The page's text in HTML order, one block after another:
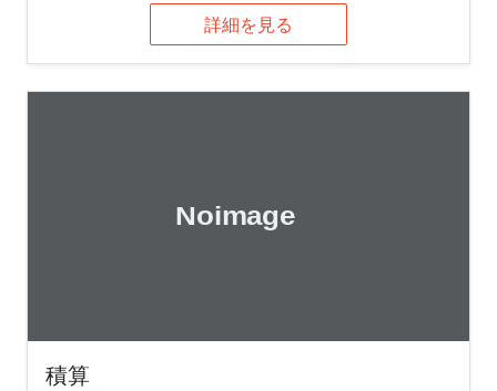
詳細を見る
積算